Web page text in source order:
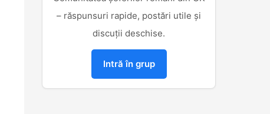
– răspunsuri rapide, postări utile și
discuții deschise.
Intră în grup